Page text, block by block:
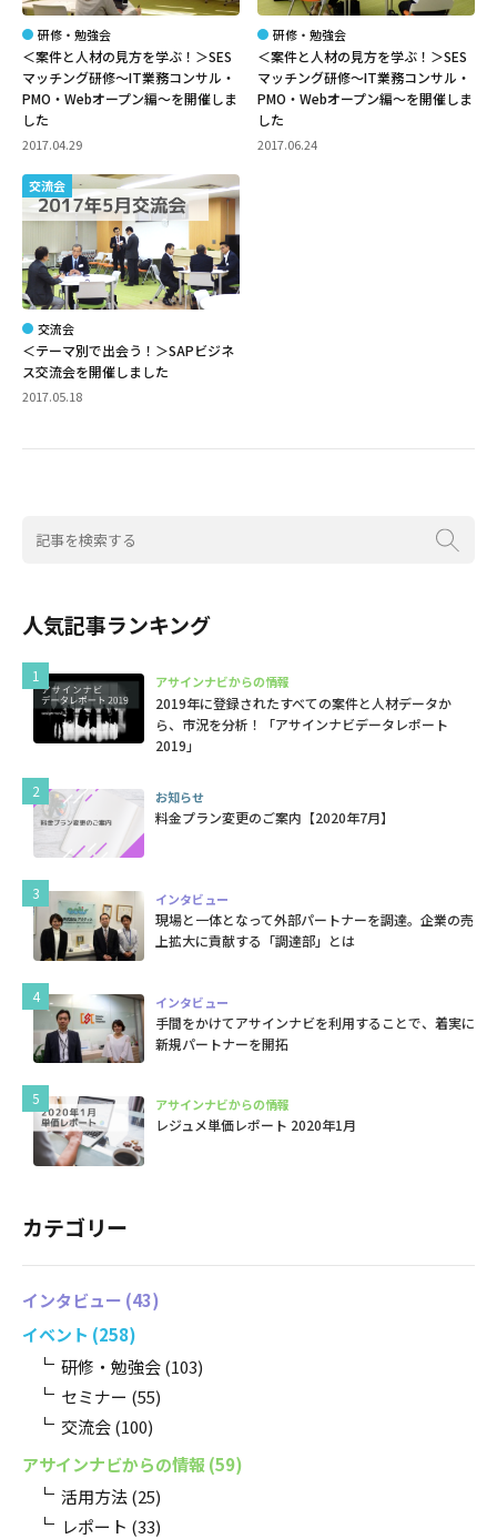
研修・勉強会
＜案件と人材の見方を学ぶ！＞SES
マッチング研修～IT業務コンサル・
PMO・Webオープン編～を開催しま
した
2017.04.29
研修・勉強会
＜案件と人材の見方を学ぶ！＞SES
マッチング研修～IT業務コンサル・
PMO・Webオープン編～を開催しま
した
2017.06.24
交流会
交流会
＜テーマ別で出会う！＞SAPビジネ
ス交流会を開催しました
2017.05.18
人気記事ランキング
アサインナビからの情報
2019年に登録されたすべての案件と人材データか
ら、市況を分析！「アサインナビデータレポート
2019」
お知らせ
料金プラン変更のご案内【2020年7月】
インタビュー
現場と一体となって外部パートナーを調達。企業の売
上拡大に貢献する「調達部」とは
インタビュー
手間をかけてアサインナビを利用することで、着実に
新規パートナーを開拓
アサインナビからの情報
レジュメ単価レポート 2020年1月
カテゴリー
インタビュー (43)
イベント (258)
研修・勉強会(103)
セミナー (55)
交流会(100)
アサインナビからの情報 (59)
活用方法(25)
レポート (33)